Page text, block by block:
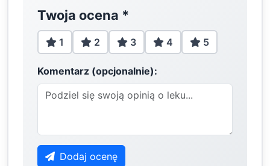
Twoja ocena *
1 2 3 4 5
Komentarz (opcjonalnie):
Dodaj ocenę